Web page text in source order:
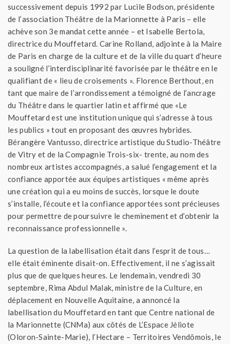
successivement depuis 1992 par Lucile Bodson, présidente
de l’association Théâtre de la Marionnette à Paris – elle
achève son 3e mandat cette année – et Isabelle Bertola,
directrice du Mouffetard. Carine Rolland, adjointe à la Maire
de Paris en charge de la culture et de la ville du quart d’heure
a souligné l’interdisciplinarité favorisée par le théâtre en le
qualifiant de « lieu de croisements ». Florence Berthout, en
tant que maire de l’arrondissement a témoigné de l’ancrage
du Théâtre dans le quartier latin et affirmé que «Le
Mouffetard est une institution unique qui s’adresse à tous
les publics » tout en proposant des œuvres hybrides.
Bérangère Vantusso, directrice artistique du Studio-Théâtre
de Vitry et de la Compagnie Trois-six- trente, au nom des
nombreux artistes accompagnés, a salué l’engagement et la
confiance apportée aux équipes artistiques « même après
une création qui a eu moins de succès, lorsque le doute
s’installe, l’écoute et la confiance apportées sont précieuses
pour permettre de poursuivre le cheminement et d’obtenir la
reconnaissance professionnelle ».
La question de la labellisation était dans l’esprit de tous…
elle était éminente disait-on. Effectivement, il ne s’agissait
plus que de quelques heures. Le lendemain, vendredi 30
septembre, Rima Abdul Malak, ministre de la Culture, en
déplacement en Nouvelle Aquitaine, a annoncé la
labellisation du Mouffetard en tant que Centre national de
la Marionnette (CNMa) aux côtés de L’Espace Jéliote
(Oloron-Sainte-Marie), l’Hectare – Territoires Vendômois, le